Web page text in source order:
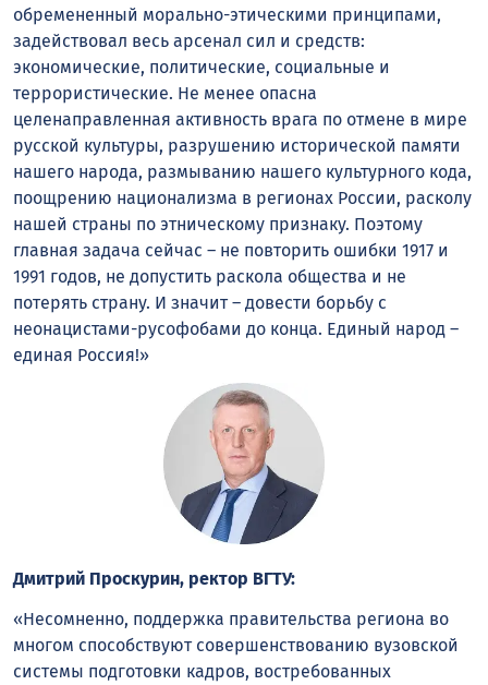
обремененный морально-этическими принципами,
задействовал весь арсенал сил и средств:
экономические, политические, социальные и
террористические. Не менее опасна
целенаправленная активность врага по отмене в мире
русской культуры, разрушению исторической памяти
нашего народа, размыванию нашего культурного кода,
поощрению национализма в регионах России, расколу
нашей страны по этническому признаку. Поэтому
главная задача сейчас – не повторить ошибки 1917 и
1991 годов, не допустить раскола общества и не
потерять страну. И значит – довести борьбу с
неонацистами-русофобами до конца. Единый народ –
единая Россия!»
Дмитрий Проскурин, ректор ВГТУ:
«Несомненно, поддержка правительства региона во
многом способствуют совершенствованию вузовской
системы подготовки кадров, востребованных